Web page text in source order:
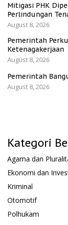
Mitigasi PHK
Perlindungan
August 8, 2026
Pemerintah
Ketenagakerjaan
August 8, 2026
Pemerintah
August 8, 2026
Kategori
Agama dan
Ekonomi dan
Kriminal
Otomotif
Polhukam